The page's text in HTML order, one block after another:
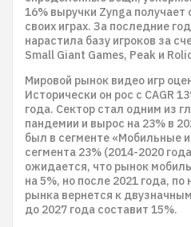
16% выручки Zynga
своих играх. За последние
нарастила базу игроков за
Small Giant Games, Peak и
Мировой рынок видео игр
Исторически он рос с CAGR
года. Сектор стал одним из
пандемии и вырос на 23% в
был в сегменте «Мобильные
сегмента 23% (2014-2020
ожидается, что рынок
на 5%, но после 2021 года,
рынка вернется к
до 2027 года составит 15%.